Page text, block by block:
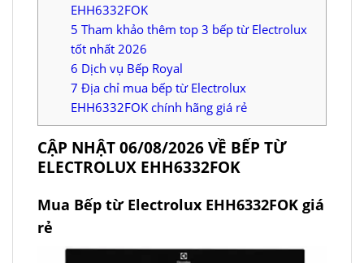
EHH6332FOK
5 Tham khảo thêm top 3 bếp từ Electrolux
tốt nhất 2026
6 Dịch vụ Bếp Royal
7 Địa chỉ mua bếp từ Electrolux
EHH6332FOK chính hãng giá rẻ
CẬP NHẬT 06/08/2026 VỀ BẾP TỪ
ELECTROLUX EHH6332FOK
Mua Bếp từ Electrolux EHH6332FOK giá
rẻ